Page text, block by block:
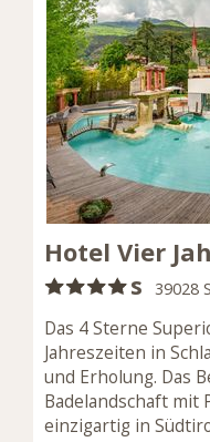
Hotel Vier
s
39028
Das 4 Sterne
Jahreszeiten in
und Erholung. Das
Badelandschaft mit
einzigartig in